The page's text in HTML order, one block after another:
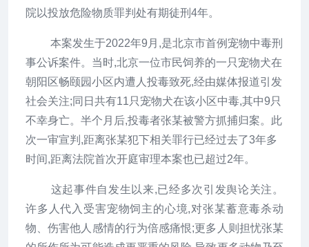
院以投放危险物质罪判处有期徒刑4年。
本案发生于2022年9月,是北京市首例宠物中毒刑
事公诉案件。当时,北京一位市民饲养的一只宠物犬在
朝阳区畅颐园小区内遭人投毒致死,经由媒体报道引发
社会关注;同日共有11只宠物犬在该小区中毒,其中9只
不幸身亡。半个月后,投毒者张某被警方抓捕归案。此
次一审宣判,距离张某犯下相关罪行已经过去了3年多
时间,距离法院首次开庭审理本案也已超过2年。
这起事件自发生以来,已经多次引发舆论关注。
许多人代入受害宠物饲主的心境,对张某蓄意毒杀动
物、伤害他人感情的行为倍感痛恨;更多人则担忧张某